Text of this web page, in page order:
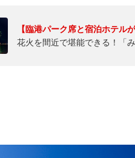
【臨港パーク席と宿泊ホテル
花火を間近で堪能できる！「